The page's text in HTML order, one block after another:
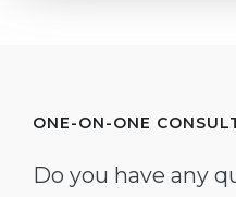
ONE-ON-ONE
Do you have any